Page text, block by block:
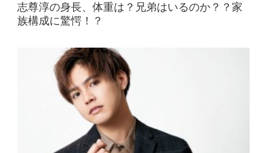
志尊淳の身長、体重は？兄弟はいるのか？？家
族構成に驚愕！？